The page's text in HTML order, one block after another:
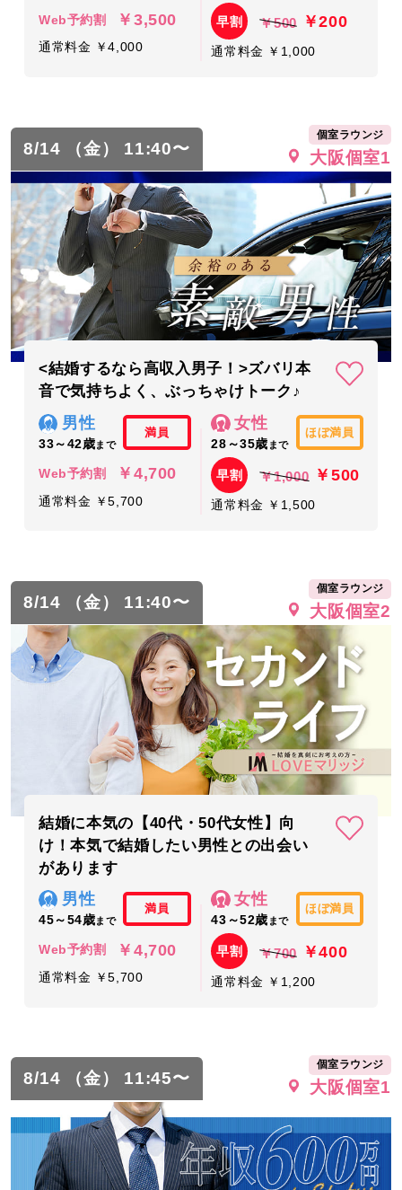
Web予約割 ￥3,500
通常料金 ￥4,000
早割 ￥500 ￥200
通常料金 ￥1,000
8/14 （金） 11:40〜
個室ラウンジ
大阪個室1
<結婚するなら高収入男子！>ズバリ本
音で気持ちよく、ぶっちゃけトーク♪
男性
33～42歳まで
満員
Web予約割 ￥4,700
通常料金 ￥5,700
女性
28～35歳 まで
ほぼ満員
早割 ￥1,000 ￥500
通常料金 ￥1,500
8/14 （金） 11:40〜
個室ラウンジ
大阪個室2
結婚に本気の【40代・50代女性】向
け！本気で結婚したい男性との出会い
があります
男性
45～54歳まで
満員
Web予約割 ￥4,700
通常料金 ￥5,700
女性
43～52歳 まで
ほぼ満員
早割 ￥700 ￥400
通常料金 ￥1,200
8/14 （金） 11:45〜
個室ラウンジ
大阪個室1